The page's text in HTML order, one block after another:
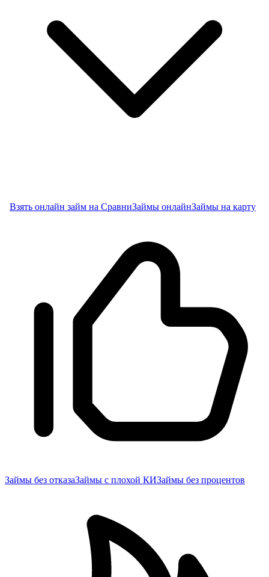
Взять онлайн займ на СравниЗаймы онлайнЗаймы на карту
Займы без отказаЗаймы с плохой КИЗаймы без процентов